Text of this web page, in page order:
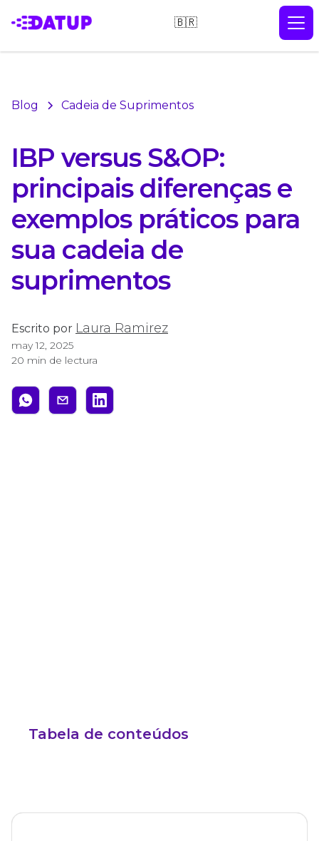
🇧🇷
Blog Cadeia de Suprimentos
IBP versus S&OP:
principais diferenças e
exemplos práticos para
sua cadeia de
suprimentos
Escrito por Laura Ramirez
may 12, 2025
20 min de lectura
Tabela de conteúdos